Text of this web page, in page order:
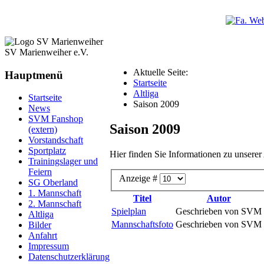
SV Marienweiher e.V.
Hauptmenü
Startseite
News
SVM Fanshop
(extern)
Vorstandschaft
Sportplatz
Trainingslager und
Feiern
SG Oberland
1. Mannschaft
2. Mannschaft
Altliga
Bilder
Anfahrt
Impressum
Datenschutzerklärung
Aktuelle Seite:
Startseite
Altliga
Saison 2009
Saison 2009
Hier finden Sie Informationen zu
Anzeige #
Titel
Autor
Spielplan
Geschrieben von SVM
Mannschaftsfoto Geschrieben von SVM